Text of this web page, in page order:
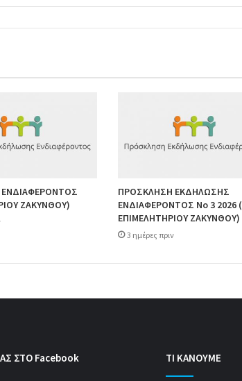
ΖΑΚΥΝΘΟΥ)
ΠΡΟΣΚΛΗΣΗ ΕΚΔΗΛΩΣΗΣ
ΕΝΔΙΑΦΕΡΟΝΤΟΣ Νο 3 2026 (
ΕΠΙΜΕΛΗΤΗΡΙΟΥ ΖΑΚΥΝΘΟΥ)
3 ημέρες πριν
ΣΤΟ Facebook ΤΙ ΚΑΝΟΥΜΕ